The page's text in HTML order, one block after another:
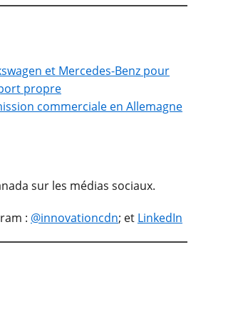
et Mercedes-Benz pour
propre
commerciale en Allemagne
sur les médias sociaux.
: @innovationcdn; et LinkedIn